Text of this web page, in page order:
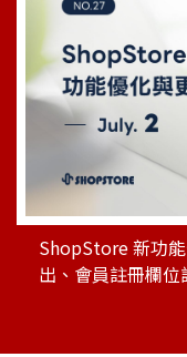
ShopStore 新功
出、會員註冊欄
定、優先升級會